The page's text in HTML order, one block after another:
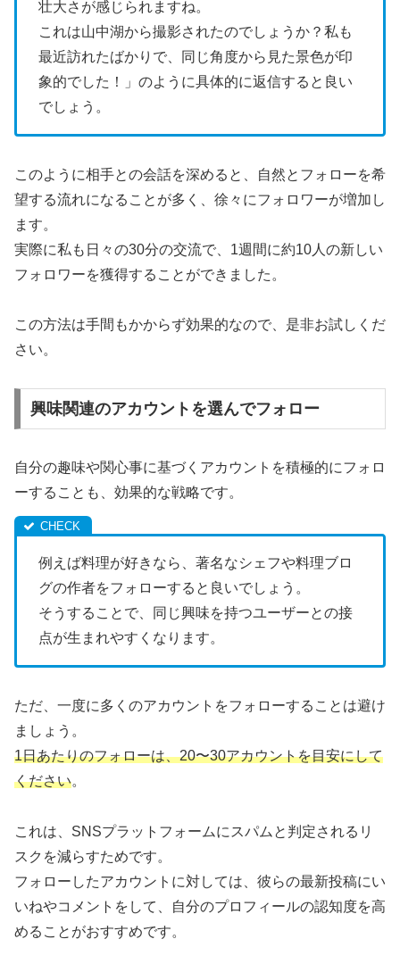
壮大さが感じられますね。
これは山中湖から撮影されたのでしょうか？私も
最近訪れたばかりで、同じ角度から見た景色が印
象的でした！」のように具体的に返信すると良い
でしょう。
このように相手との会話を深めると、自然とフォローを希
望する流れになることが多く、徐々にフォロワーが増加し
ます。
実際に私も日々の30分の交流で、1週間に約10人の新しい
フォロワーを獲得することができました。
この方法は手間もかからず効果的なので、是非お試しくだ
さい。
興味関連のアカウントを選んでフォロー
自分の趣味や関心事に基づくアカウントを積極的にフォロ
ーすることも、効果的な戦略です。
例えば料理が好きなら、著名なシェフや料理ブロ
グの作者をフォローすると良いでしょう。
そうすることで、同じ興味を持つユーザーとの接
点が生まれやすくなります。
ただ、一度に多くのアカウントをフォローすることは避け
ましょう。
1日あたりのフォローは、20〜30アカウントを目安にして
ください。
これは、SNSプラットフォームにスパムと判定されるリ
スクを減らすためです。
フォローしたアカウントに対しては、彼らの最新投稿にい
いねやコメントをして、自分のプロフィールの認知度を高
めることがおすすめです。